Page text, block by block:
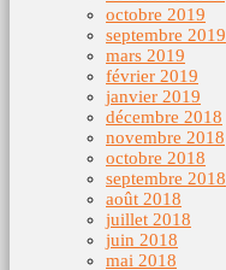
octobre 2019
septembre 2019
mars 2019
février 2019
janvier 2019
décembre 2018
novembre 2018
octobre 2018
septembre 2018
août 2018
juillet 2018
juin 2018
mai 2018